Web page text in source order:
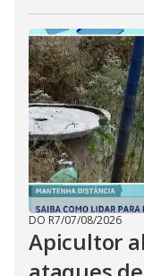
DO R7/07/08/2026
Apicultor